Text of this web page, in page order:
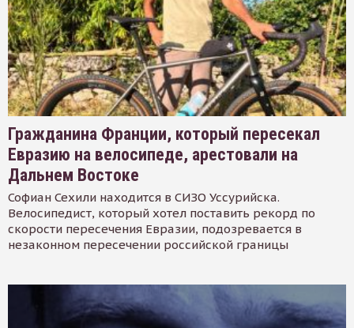
Гражданина Франции, который пересекал
Евразию на велосипеде, арестовали на
Дальнем Востоке
Софиан Сехили находится в СИЗО Уссурийска.
Велосипедист, который хотел поставить рекорд по
скорости пересечения Евразии, подозревается в
незаконном пересечении российской границы